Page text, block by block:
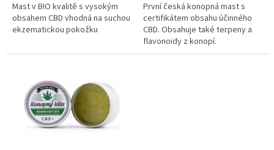
Mast v BIO kvalitě s vysokým
obsahem CBD vhodná na suchou
ekzematickou pokožku
První česká konopná mast s
certifikátem obsahu účinného
CBD. Obsahuje také terpeny a
flavonoidy z konopí.